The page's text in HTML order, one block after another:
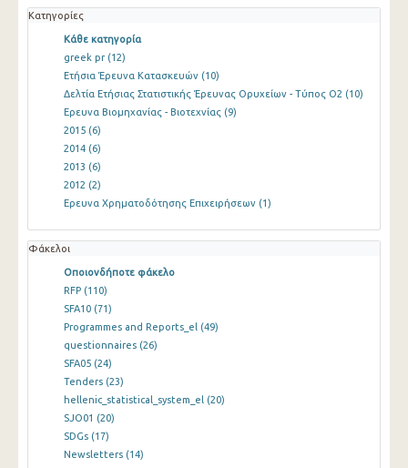
Κατηγορίες
Κάθε κατηγορία
greek pr (12)
Ετήσια Έρευνα Κατασκευών (10)
Δελτία Ετήσιας Στατιστικής Έρευνας Ορυχείων - Τύπος Ο2 (10)
Ερευνα Βιομηχανίας - Βιοτεχνίας (9)
2015 (6)
2014 (6)
2013 (6)
2012 (2)
Ερευνα Χρηματοδότησης Επιχειρήσεων (1)
Φάκελοι
Οποιονδήποτε φάκελο
RFP (110)
SFA10 (71)
Programmes and Reports_el (49)
questionnaires (26)
SFA05 (24)
Tenders (23)
hellenic_statistical_system_el (20)
SJO01 (20)
SDGs (17)
Newsletters (14)